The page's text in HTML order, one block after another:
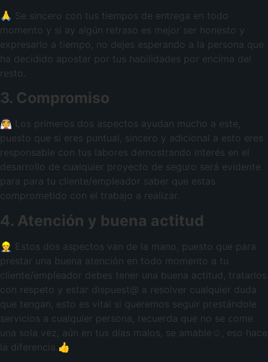
🙏 Se sincero con tus tiempos de entrega en todo
momento y si ay algún retraso es mejor ser honesto y
expresarlo a tiempo, no dejes esperando a la persona que
ha decidido apostar por tus habilidades por encima del
resto.
3. Compromiso
👰 Los primeros dos aspectos ayudan mucho a este,
puesto que si eres puntual, sincero y adicional a esto eres
responsable con tus labores demostrando interés en el
desarrollo de cualquier proyecto de seguro será evidente
para para tu cliente/empleador saber que estas
comprometido con el trabajo a realizar.
4. Atención y buena actitud
👷 Estos dos aspectos van de la mano, puesto que para
prestar una buena atención en todo momento a tu
cliente/empleador debes tener una buena actitud, tratarlos
con respeto y estar dispuest@ a resolver cualquier duda
que tengan, esto es vital si queremos seguir prestándole
servicios a cualquier persona, recuerda que no se come
una sola vez, aún en tus días malos, se amable☺, eso hace
la diferencia.👍